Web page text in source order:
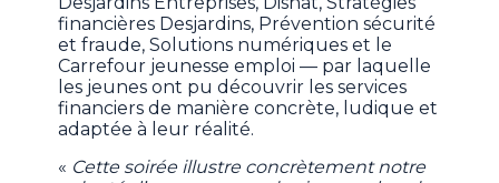
financières Desjardins, Prévention sécurité
et fraude, Solutions numériques et le
Carrefour jeunesse emploi — par laquelle
les jeunes ont pu découvrir les services
financiers de manière concrète, ludique et
adaptée à leur réalité.
« Cette soirée illustre concrètement notre